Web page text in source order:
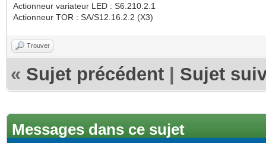
Actionneur variateur LED : S6.210.2.1
Actionneur TOR : SA/S12.16.2.2 (X3)
Trouver
« Sujet précédent Sujet
Messages dans ce sujet